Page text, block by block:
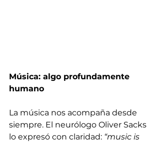
Música: algo profundamente
humano
La música nos acompaña desde
siempre. El neurólogo Oliver Sacks
lo expresó con claridad: “music is